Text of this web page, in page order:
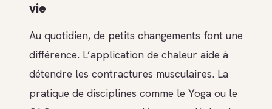
vie
Au quotidien, de petits changements font une
différence. L’application de chaleur aide à
détendre les contractures musculaires. La
pratique de disciplines comme le Yoga ou le